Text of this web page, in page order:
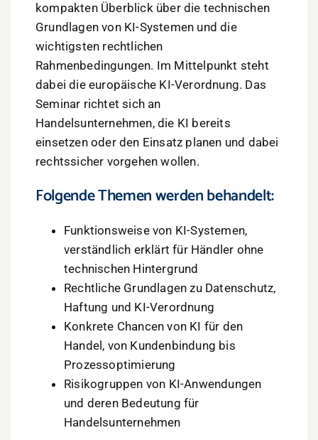
kompakten Überblick über die technischen
Grundlagen von KI-Systemen und die
wichtigsten rechtlichen
Rahmenbedingungen. Im Mittelpunkt steht
dabei die europäische KI-Verordnung. Das
Seminar richtet sich an
Handelsunternehmen, die KI bereits
einsetzen oder den Einsatz planen und dabei
rechtssicher vorgehen wollen.
Folgende Themen werden behandelt:
Funktionsweise von KI-Systemen,
verständlich erklärt für Händler ohne
technischen Hintergrund
Rechtliche Grundlagen zu Datenschutz,
Haftung und KI-Verordnung
Konkrete Chancen von KI für den
Handel, von Kundenbindung bis
Prozessoptimierung
Risikogruppen von KI-Anwendungen
und deren Bedeutung für
Handelsunternehmen